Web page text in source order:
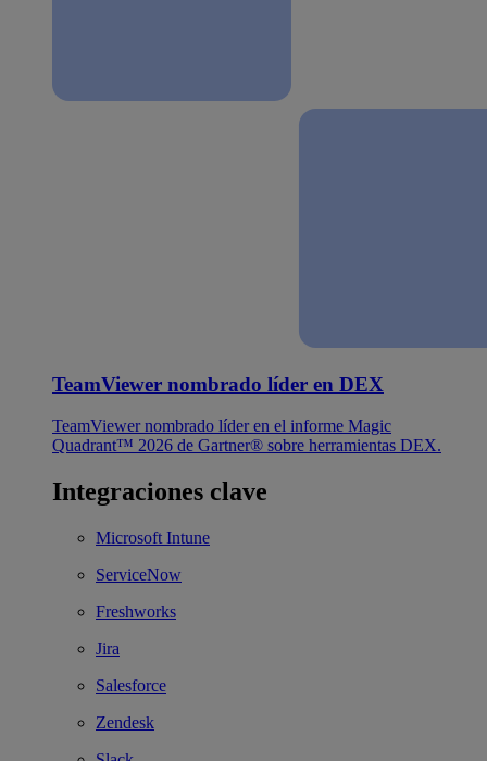
TeamViewer nombrado líder en DEX
TeamViewer nombrado líder en el informe Magic
Quadrant™ 2026 de Gartner® sobre herramientas DEX.
Integraciones clave
Microsoft Intune
ServiceNow
Freshworks
Jira
Salesforce
Zendesk